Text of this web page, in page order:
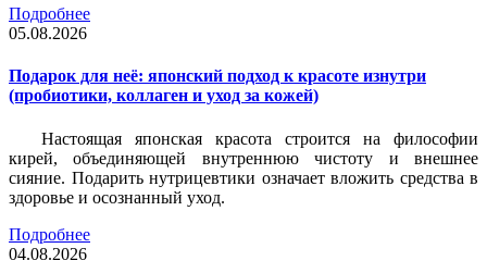
Подробнее
05.08.2026
Подарок для неё: японский подход к красоте изнутри
(пробиотики, коллаген и уход за кожей)
Настоящая японская красота строится на философии
кирей, объединяющей внутреннюю чистоту и внешнее
сияние. Подарить нутрицевтики означает вложить средства в
здоровье и осознанный уход.
Подробнее
04.08.2026